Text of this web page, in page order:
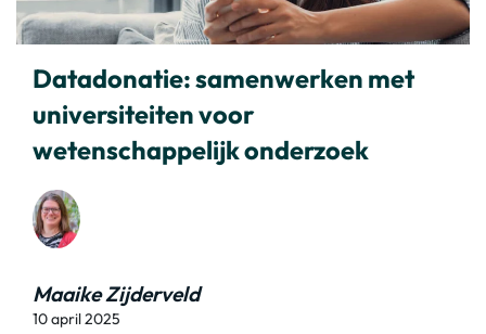
Datadonatie: samenwerken met
universiteiten voor
wetenschappelijk onderzoek
Maaike Zijderveld
10 april 2025